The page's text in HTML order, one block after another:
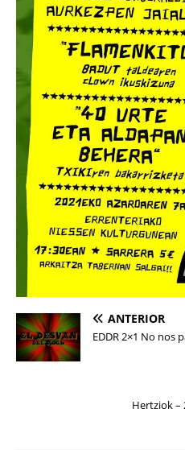
ANTERIOR
EDDR 2×1 No nos
Hertziok –